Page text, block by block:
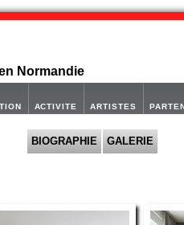
Normandie
ACTIVITE ARTISTES
BIOGRAPHIE GALERIE